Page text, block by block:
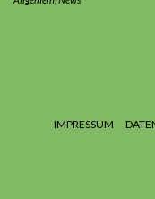
IMPRESSUM